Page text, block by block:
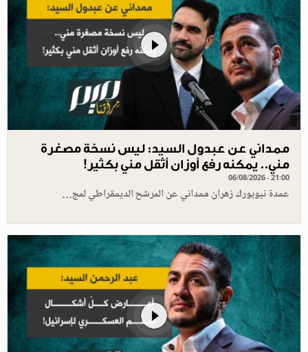
ممداني عن عبدول السيد: ليس نسخة مصغرة
مني.. يمكنه رفع أوزان أثقل مني بكثير!
06/08/2026 - 21:00
عمدة نيويورك زهران ممداني عن المرشح الديمقراطي لمج…